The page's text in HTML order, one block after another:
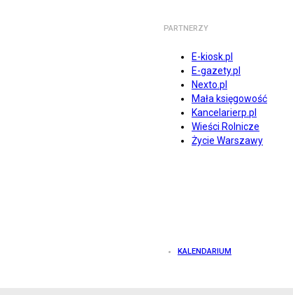
PARTNERZY
E-kiosk.pl
E-gazety.pl
Nexto.pl
Mała księgowość
Kancelarierp.pl
Wieści Rolnicze
Życie Warszawy
KALENDARIUM